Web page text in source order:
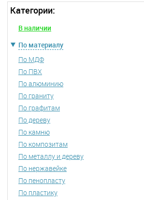
Категории:
В наличии
По материалу
По МДФ
По ПВХ
По алюминию
По граниту
По графитам
По дереву
По камню
По композитам
По металлу и дереву
По нержавейке
По пенопласту
По пластику